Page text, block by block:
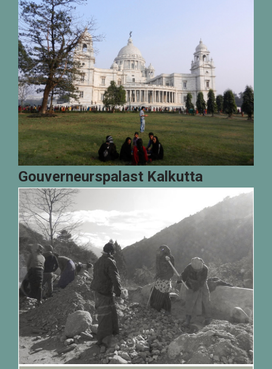
Gouverneurspalast Kalkutta